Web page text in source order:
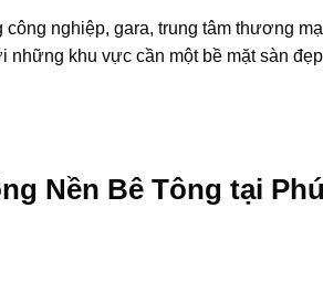
nghiệp, gara, trung tâm thương
khu vực cần một bề mặt sàn
Nền Bê Tông tại Phú